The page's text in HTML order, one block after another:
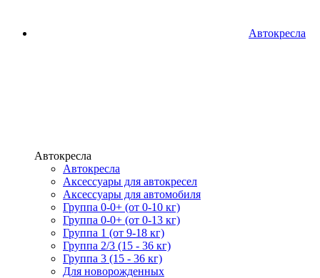
Автокресла
Автокресла
Автокресла
Аксессуары для автокресел
Аксессуары для автомобиля
Группа 0-0+ (от 0-10 кг)
Группа 0-0+ (от 0-13 кг)
Группа 1 (от 9-18 кг)
Группа 2/3 (15 - 36 кг)
Группа 3 (15 - 36 кг)
Для новорожденных